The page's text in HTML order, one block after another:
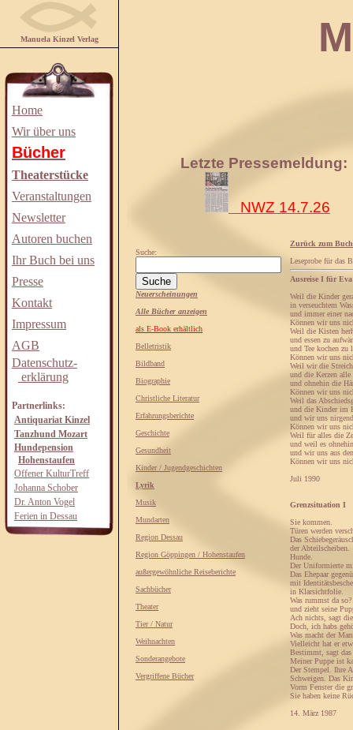
Manuela Kinzel Verlag
Home
Wir über uns
Bücher
Theaterstücke
Veranstaltungen
Newsletter
Autoren buchen
Ihr Buch bei uns
Presse
Kontakt
Impressum
AGB
Datenschutz-
erklärung
Partnerlinks:
Antiquariat Kinzel
Tanzhund Mozart
Hundepension
Hohenstaufen
Offener KulturTreff
Johanna Schober
Dr. Anton Vogel
Ferien in Dessau
Letzte Pressemeldung:
NWZ 14.7.26
Suche:
Neuerscheinungen
Alle Bücher anzeigen
als E-Book erhältlich
Belletristik
Bildband
Biographie
Christliche Literatur
Erfahrungsberichte
Geschichte
Gesundheit
Kinder / Jugendgeschichten
Lyrik
Musik
Mundarten
Region Dessau
Region Göppingen / Hohenstaufen
außergewöhnliche Reiseberichte
Sachbücher
Theater
Tier / Natur
Weihnachten
Sonderangebote
Vergriffene Bücher
Zurück zum Buch
Leseprobe für das
Ausreise I für
Weil die Kinder
in verseuchtem
und immer einer
Können wir uns
Weil die Kisten
und essen zu
und Tee kochen zu
Können wir uns
Weil wir die
und die Kerzen alle
und ohnehin die
Können wir uns
Weil das
und die Kinder im
und wir uns
Können wir uns
Weil für alles die
und weil es
und wir uns aus
Können wir uns
Juli 1990
Grenzsituation I
Sie kommen.
Türen werden
Das
der Abteilscheiben.
Hunde.
Der Uniformierte
Das Ehepaar
mit
in Klarsichtfolie.
Was rummst da
und zieht seine
Ach nichts, sagt
Doch, ich habs
Was macht der
Vielleicht hat er
Bestimmt, sagt
Meiner Puppe ist
Der Stempel. Ihre
Schweigen. Das
Vorm Fenster die
Sie haben keine
14. März 1987